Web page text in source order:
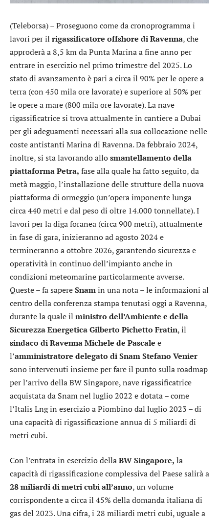
(Teleborsa) – Proseguono come da cronoprogramma i
lavori per il rigassificatore offshore di Ravenna, che
approderà a 8,5 km da Punta Marina a fine anno per
entrare in esercizio nel primo trimestre del 2025. Lo
stato di avanzamento è pari a circa il 90% per le opere a
terra (con 450 mila ore lavorate) e superiore al 50% per
le opere a mare (800 mila ore lavorate). La nave
rigassificatrice si trova attualmente in cantiere a Dubai
per gli adeguamenti necessari alla sua collocazione nelle
coste antistanti Marina di Ravenna. Da febbraio 2024,
inoltre, si sta lavorando allosmantellamento della
piattaforma Petra, fase alla quale ha fatto seguito, da
metà maggio, l’installazione delle strutture della nuova
piattaforma di ormeggio (un’opera imponente lunga
circa 440 metri e dal peso di oltre 14.000 tonnellate). I
lavori per la diga foranea (circa 900 metri), attualmente
in fase di gara, inizieranno ad agosto 2024 e
termineranno a ottobre 2026, garantendo sicurezza e
operatività in continuo dell’impianto anche in
condizioni meteomarine particolarmente avverse.
Queste – fa sapereSnamin una nota – le informazioni al
centro della conferenza stampa tenutasi oggi a Ravenna,
durante la quale il ministro dell’Ambiente e della
Sicurezza Energetica Gilberto Pichetto Fratin, il
sindaco di Ravenna Michele de Pascale e
l’amministratore delegato di Snam Stefano Venier
sono intervenuti insieme per fare il punto sulla roadmap
per l’arrivo della BW Singapore, nave rigassificatrice
acquistata da Snam nel luglio 2022 e dotata – come
l’Italis Lng in esercizio a Piombino dal luglio 2023 – di
una capacità di rigassificazione annua di 5 miliardi di
metri cubi.
Con l’entrata in esercizio dellaBW Singapore, la
capacità di rigassificazione complessiva del Paese salirà a
28 miliardi di metri cubi all’anno, un volume
corrispondente a circa il 45% della domanda italiana di
gas del 2023. Una cifra, i 28 miliardi metri cubi, uguale a